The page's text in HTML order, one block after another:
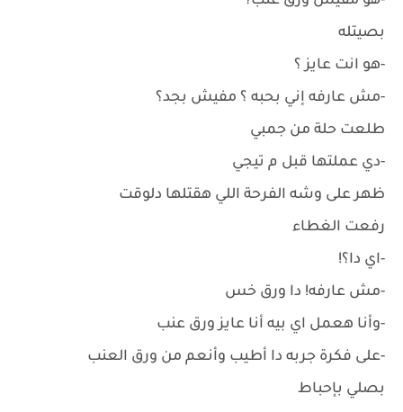
بصيتله
-هو انت عايز ؟
-مش عارفه إني بحبه ؟ مفيش بجد؟
طلعت حلة من جمبي
-دي عملتها قبل م تيجي
ظهر على وشه الفرحة اللي هقتلها دلوقت
رفعت الغطاء
-اي دا؟!
-مش عارفه! دا ورق خس
-وأنا هعمل اي بيه أنا عايز ورق عنب
-على فكرة جربه دا أطيب وأنعم من ورق العنب
بصلي بإحباط